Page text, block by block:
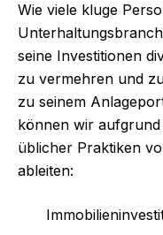
Wie viele kluge
seine Investitionen
zu vermehren und
zu seinem
können wir
üblicher Praktiken
ableiten: